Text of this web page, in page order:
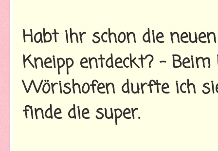
Habt ihr schon die
Kneipp entdeckt? -
Wörishofen durfte ich
finde die super.